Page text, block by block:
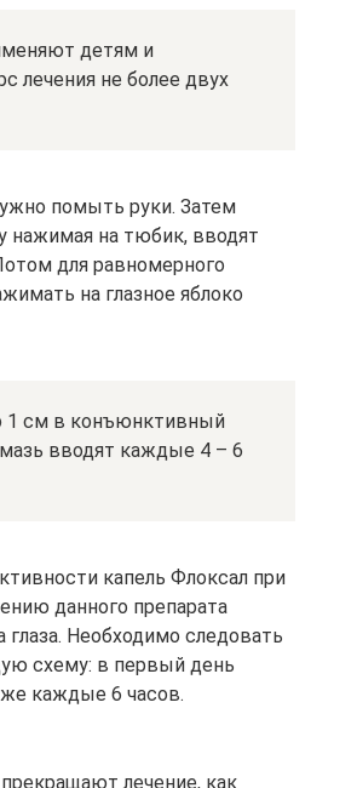
детям и
лечения не более двух
помыть руки. Затем
нажимая на тюбик, вводят
для равномерного
на глазное яблоко
1 см в конъюнктивный
вводят каждые 4 – 6
капель Флоксал при
данного препарата
Необходимо следовать
схему: в первый день
каждые 6 часов.
лечение, как